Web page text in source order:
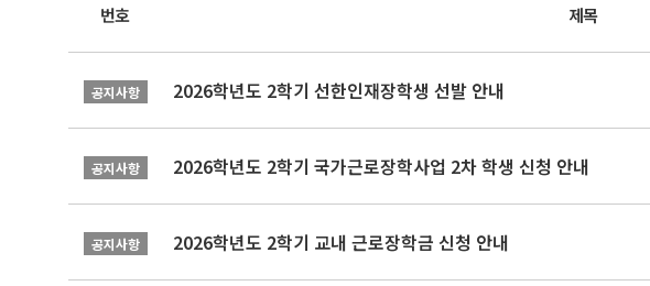
번호 제목
공지사항 2026학년도 2학기 선한인재장학생 선발 안내
공지사항 2026학년도 2학기 국가근로장학사업 2차 학생 신청 안내
공지사항 2026학년도 2학기 교내 근로장학금 신청 안내